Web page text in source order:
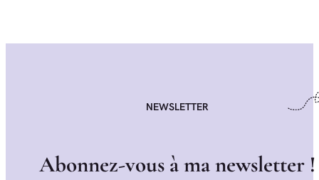
NEWSLETTER
Abonnez-vous àmanewsletter !